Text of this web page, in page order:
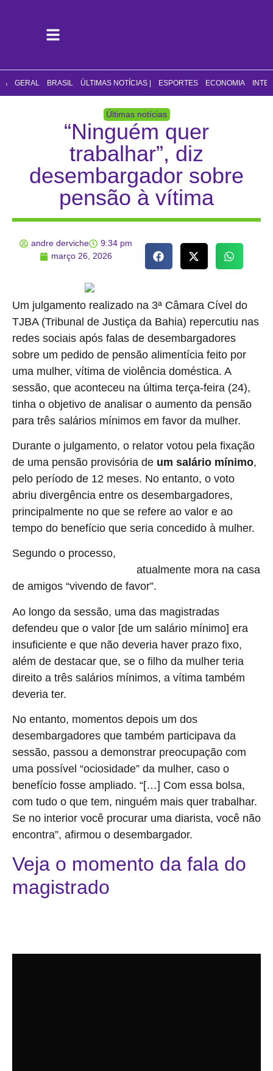
GERAL BRASIL ÚLTIMAS NOTÍCIAS | ESPORTES ECONOMIA
Últimas notícias
“Ninguém quer
trabalhar”, diz
desembargador sobre
pensão à vítima
andre derviche
9:34 pm
março 26, 2026
Um julgamento realizado na 3ª Câmara Cível do
TJBA (Tribunal de Justiça da Bahia) repercutiu nas
redes sociais após falas de desembargadores
sobre um pedido de pensão alimentícia feito por
uma mulher, vítima de violência doméstica. A
sessão, que aconteceu na última terça-feira (24),
tinha o objetivo de analisar o aumento da pensão
para três salários mínimos em favor da mulher.
Durante o julgamento, o relator votou pela fixação
de uma pensão provisória de um salário mínimo,
pelo período de 12 meses. No entanto, o voto
abriu divergência entre os desembargadores,
principalmente no que se refere ao valor e ao
tempo do benefício que seria concedido à mulher.
Segundo o processo,
atualmente mora na casa
de amigos “vivendo de favor”.
Ao longo da sessão, uma das magistradas
defendeu que o valor [de um salário mínimo] era
insuficiente e que não deveria haver prazo fixo,
além de destacar que, se o filho da mulher teria
direito a três salários mínimos, a vítima também
deveria ter.
No entanto, momentos depois um dos
desembargadores que também participava da
sessão, passou a demonstrar preocupação com
uma possível “ociosidade” da mulher, caso o
benefício fosse ampliado. “[…] Com essa bolsa,
com tudo o que tem, ninguém mais quer trabalhar.
Se no interior você procurar uma diarista, você não
encontra”, afirmou o desembargador.
Veja o momento da fala do
magistrado